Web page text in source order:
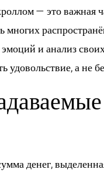
— это важная
многих
и анализ
удовольствие, а не
денег,